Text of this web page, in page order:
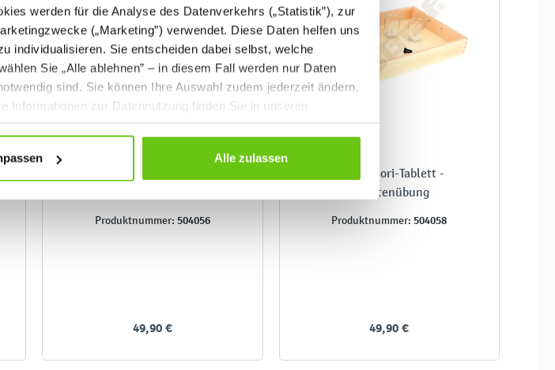
werden für die Analyse des Datenverkehrs („Statistik”), zur
(„Marketing”) verwendet. Diese Daten helfen uns
individualisieren. Sie entscheiden dabei selbst, welche
Sie „Alle ablehnen” – in diesem Fall werden nur Daten
sind. Sie können Ihre Auswahl zudem jederzeit ändern,
Informationen zur Datennutzung finden Sie in unseren
Alle zulassen
Produktnummer: 504056
49,90 €
Montessori-Tablett -
Pipettenübung
Produktnummer: 504058
49,90 €